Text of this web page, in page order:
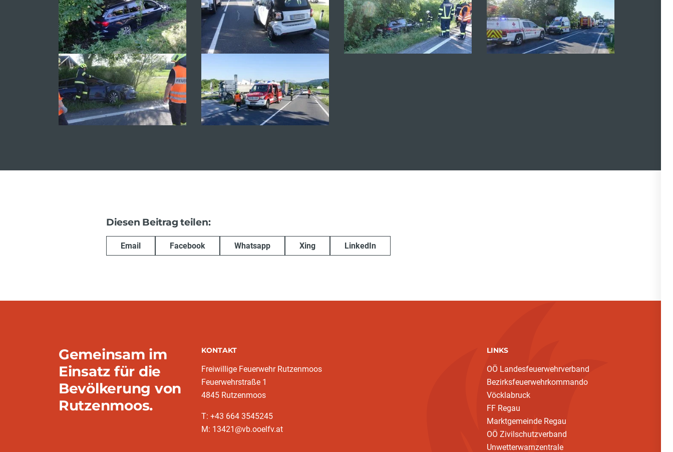
Diesen Beitrag teilen:
Email Facebook Whatsapp Xing LinkedIn
Gemeinsam im
Einsatz für die
Bevölkerung von
Rutzenmoos.
KONTAKT
Freiwillige Feuerwehr Rutzenmoos
Feuerwehrstraße 1
4845 Rutzenmoos
T: +43 664 3545245
M: 13421@vb.ooelfv.at
LINKS
OÖ Landesfeuerwehrverband
Bezirksfeuerwehrkommando
Vöcklabruck
FF Regau
Marktgemeinde Regau
OÖ Zivilschutzverband
Unwetterwarnzentrale